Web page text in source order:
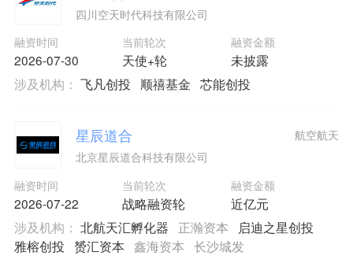
四川空天时代科技有限公司
融资时间
2026-07-30
当前轮次
天使+轮
融资金额
未披露
涉及机构： 飞凡创投 顺禧基金 芯能创投
星辰道合
北京星辰道合科技有限公司
融资时间
2026-07-22
当前轮次
战略融资轮
融资金额
近亿元
航空航天
涉及机构： 北航天汇孵化器 正瀚资本
启迪之星创投
雅榕创投 赟汇资本 鑫海资本 长沙城发